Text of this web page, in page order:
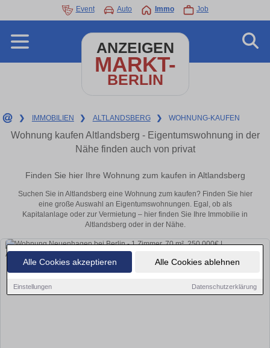
Alle Cookies akzeptieren Alle Cookies ablehnen
Einstellungen Datenschutzerklärung
Event Auto Immo Job
ANZEIGEN
MARKT-
BERLIN
❯ IMMOBILIEN ❯ ALTLANDSBERG ❯ WOHNUNG-KAUFEN
Wohnung kaufen Altlandsberg - Eigentumswohnung in der
Nähe finden auch von privat
Finden Sie hier Ihre Wohnung zum kaufen in Altlandsberg
Suchen Sie in Altlandsberg eine Wohnung zum kaufen? Finden Sie hier
eine große Auswahl an Eigentumswohnungen. Egal, ob als
Kapitalanlage oder zur Vermietung – hier finden Sie Ihre Immobilie in
Altlandsberg oder in der Nähe.